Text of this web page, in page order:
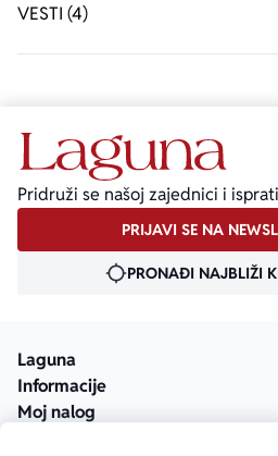
VESTI (4)
Pridruži se našoj zajednici i
PRIJAVI SE NA
PRONAĐI NAJBLIŽI
Laguna
Informacije
Moj nalog